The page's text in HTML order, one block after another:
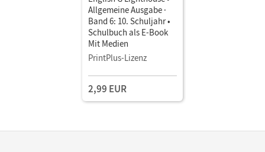
Allgemeine Ausgabe ·
Band 6: 10. Schuljahr •
Schulbuch als E-Book
Mit Medien
PrintPlus-Lizenz
2,99 EUR